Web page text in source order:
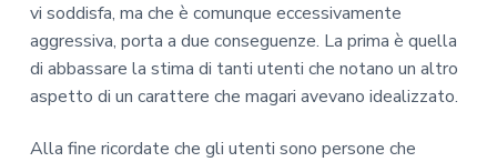
vi soddisfa, ma che è comunque eccessivamente
aggressiva, porta a due conseguenze. La prima è quella
di abbassare la stima di tanti utenti che notano un altro
aspetto di un carattere che magari avevano idealizzato.
Alla fine ricordate che gli utenti sono persone che